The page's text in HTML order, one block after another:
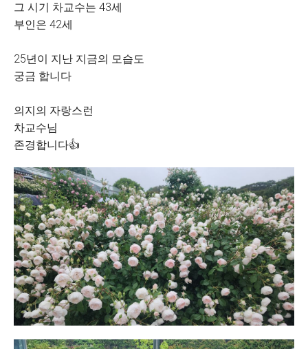
그 시기 차교수는 43세
부인은 42세
25년이 지난 지금의 모습도
궁금 합니다
의지의 자랑스런
차교수님
존경합니다👍